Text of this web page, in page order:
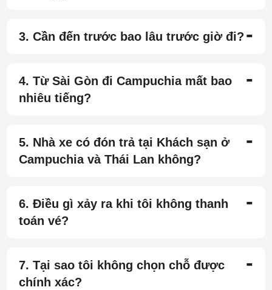
3. Cần đến trước bao lâu trước giờ đi? -
4. Từ Sài Gòn đi Campuchia mất bao
nhiêu tiếng?
-
5. Nhà xe có đón trả tại Khách sạn ở
Campuchia và Thái Lan không?
-
6. Điều gì xảy ra khi tôi không thanh
toán vé?
-
7. Tại sao tôi không chọn chỗ được
chính xác?
-